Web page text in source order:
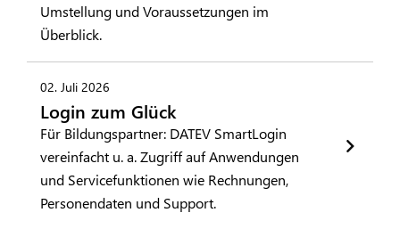
Umstellung und Voraussetzungen im
Überblick.
02. Juli 2026
Login zum Glück
Für Bildungspartner: DATEV SmartLogin
vereinfacht u. a. Zugriff auf Anwendungen
und Servicefunktionen wie Rechnungen,
Personendaten und Support.